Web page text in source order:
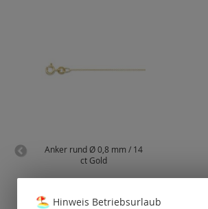
Anker rund Ø 0,8 mm / 14
ct Gold
registrierte
Hinweis Betriebsurlaub